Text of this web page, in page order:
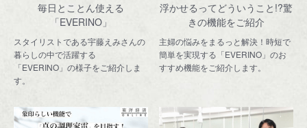
毎日とことん使える
「EVERINO」
スタイリストである宇藤えみさんの
暮らしの中で活躍する
「EVERINO」の様子をご紹介しま
す。
浮かせるってどういうこと!?驚
きの機能をご紹介
主婦の悩みをまるっと解決！時短で
簡単を実現する「EVERINO」のお
すすめ機能をご紹介します。